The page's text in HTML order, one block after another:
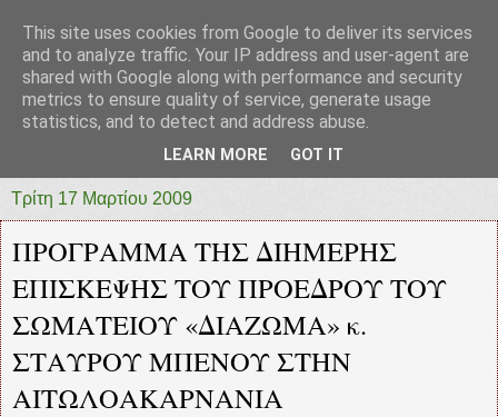
prototypia
"ΠΡΩΤΟΤΥΠΙΑ" * ΑΝΕΞΑΡΤΗΤΗ-ΗΛΕΚΤΡΟΝΙΚΗ-
Τρίτη 17 Μαρτίου 2009
ΠΡΟΓΡΑΜΜΑ ΤΗΣ ΔΙΗΜΕΡΗΣ
ΕΠΙΣΚΕΨΗΣ ΤΟΥ ΠΡΟΕΔΡΟΥ ΤΟΥ
ΣΩΜΑΤΕΙΟΥ «ΔΙΑΖΩΜΑ» κ.
ΣΤΑΥΡΟΥ ΜΠΕΝΟΥ ΣΤΗΝ
ΑΙΤΩΛΟΑΚΑΡΝΑΝΙΑ
This site uses cookies from Google to deliver its services
and to analyze traffic. Your IP address and user-agent are
shared with Google along with performance and security
metrics to ensure quality of service, generate usage
statistics, and to detect and address abuse.
LEARN MORE GOT IT